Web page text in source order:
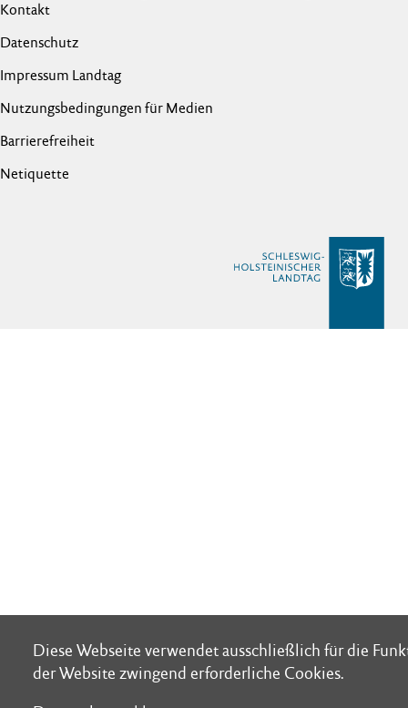
Diese Webseite verwendet ausschließlich für die
der Website zwingend erforderliche Cookies.
Diese Webseite verwendet ausschließlich für die
der Website zwingend erforderliche Cookies.
Kontakt
Datenschutz
Impressum Landtag
Nutzungsbedingungen für Medien
Barrierefreiheit
Netiquette